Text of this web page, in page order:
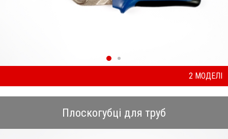
2 МОДЕЛІ
Плоскогубці для труб